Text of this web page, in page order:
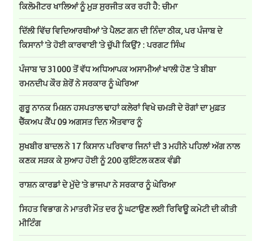
ਕਿਲੋਮੀਟਰ ਖਾਲਿਆਂ ਨੂੰ ਮੁੜ ਸੁਰਜੀਤ ਕਰ ਰਹੀ ਹੈ: ਚੀਮਾ
ਦਿੱਲੀ ਵਿੱਚ ਵਿਦਿਆਰਥੀਆਂ 'ਤੇ ਪੈਲਟ ਗਨ ਦੀ ਨਿੰਦਾ ਠੀਕ, ਪਰ ਪੰਜਾਬ ਦੇ
ਕਿਸਾਨਾਂ 'ਤੇ ਹੋਈ ਕਾਰਵਾਈ 'ਤੇ ਚੁੱਪੀ ਕਿਉਂ? : ਪਰਗਟ ਸਿੰਘ
ਪੰਜਾਬ 'ਚ 31000 ਤੋਂ ਵੱਧ ਅਧਿਆਪਕ ਅਸਾਮੀਆਂ ਖਾਲੀ ਹੋਣ 'ਤੇ ਬੀਬਾ
ਰਮਨਦੀਪ ਕੌਰ ਸ਼ੇਰੋਂ ਨੇ ਸਰਕਾਰ ਨੂੰ ਘੇਰਿਆ
ਗੁਰੂ ਨਾਨਕ ਮਿਸ਼ਨ ਹਸਪਤਾਲ ਢਾਹਾਂ ਕਲੇਰਾਂ ਵਿਖੇ ਚਮੜੀ ਦੇ ਰੋਗਾਂ ਦਾ ਮੁਫ਼ਤ
ਚੈੱਕਅਪ ਕੈਂਪ 09 ਅਗਸਤ ਦਿਨ ਐਤਵਾਰ ਨੂੰ
ਸੁਖਬੀਰ ਬਾਦਲ ਨੇ 17 ਕਿਸਾਨ ਪਰਿਵਾਰ ਜਿਨਾਂ ਦੀ 3 ਮਹੀਨੇ ਪਹਿਲਾਂ ਅੱਗ ਨਾਲ
ਕਣਕ ਸੜਕ ਕੇ ਸੁਆਹ ਹੋਈ ਨੂੰ 200 ਕੁਇੰਟਲ ਕਣਕ ਵੰਡੀ
ਰਾਸ਼ਨ ਕਾਰਡਾਂ ਦੇ ਮੁੱਦੇ 'ਤੇ ਭਾਜਪਾ ਨੇ ਸਰਕਾਰ ਨੂੰ ਘੇਰਿਆ
ਸਿਹਤ ਵਿਭਾਗ ਨੇ ਮਾਤਰੀ ਮੌਤ ਦਰ ਨੂੰ ਘਟਾਉਣ ਲਈ ਰਿਵਿਊ ਕਮੇਟੀ ਦੀ ਕੀਤੀ
ਮੀਟਿੰਗ